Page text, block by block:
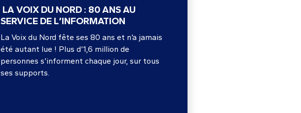
LA VOIX DU NORD : 80 ANS AU
SERVICE DE L’INFORMATION
La Voix du Nord fête ses 80 ans et n’a jamais
été autant lue ! Plus d’1,6 million de
personnes s’informent chaque jour, sur tous
ses supports.